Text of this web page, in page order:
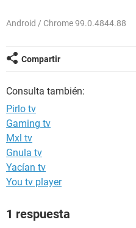
Android / Chrome 99.0.4844.88
Compartir
Consulta también:
Pirlo tv
Gaming tv
Mxl tv
Gnula tv
Yacían tv
You tv player
1 respuesta